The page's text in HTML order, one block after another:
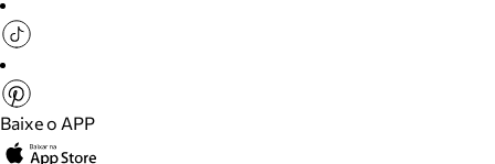
Baixe o APP